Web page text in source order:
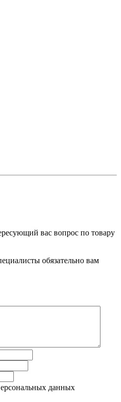
вас вопрос по товару
обязательно вам
данных